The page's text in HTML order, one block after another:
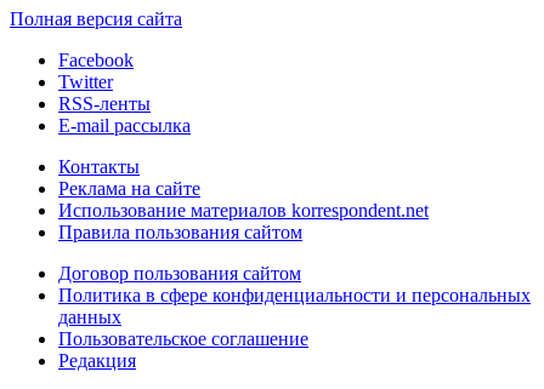
Полная версия сайта
Facebook
Twitter
RSS-ленты
E-mail рассылка
Контакты
Реклама на сайте
Использование материалов korrespondent.net
Правила пользования сайтом
Договор пользования сайтом
Политика в сфере конфиденциальности и персональных
данных
Пользовательское соглашение
Редакция